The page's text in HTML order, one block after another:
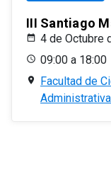
III Santiago
4 de Octubre
09:00 a 18:00
Facultad de